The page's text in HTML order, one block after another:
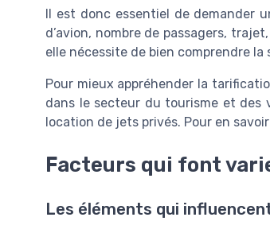
Il est donc essentiel de demander
d’avion, nombre de passagers,
elle nécessite de bien comprendre
Pour mieux appréhender la
dans le secteur du tourisme et des
location de jets privés. Pour en
Facteurs qui font
Les éléments qui